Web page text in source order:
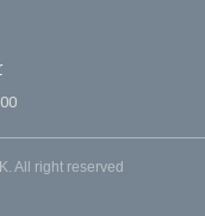
All right reserved